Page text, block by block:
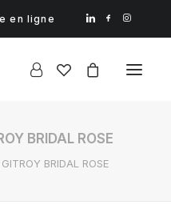
en ligne
BRIDAL ROSE
BRIDAL ROSE